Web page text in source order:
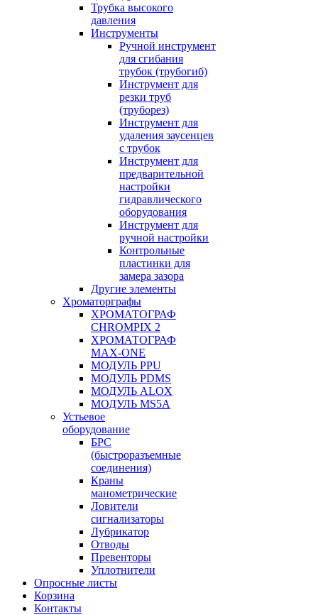
Трубка высокого
давления
Инструменты
Ручной инструмент
для сгибания
трубок (трубогиб)
Инструмент для
резки труб
(труборез)
Инструмент для
удаления заусенцев
с трубок
Инструмент для
предварительной
настройки
гидравлического
оборудования
Инструмент для
ручной настройки
Контрольные
пластинки для
замера зазора
Другие элементы
Хроматорграфы
ХРОМАТОГРАФ
CHROMPIX 2
ХРОМАТОГРАФ
MAX-ONE
МОДУЛЬ PPU
МОДУЛЬ PDMS
МОДУЛЬ ALOX
МОДУЛЬ MS5A
Устьевое
оборудование
БРС
(быстроразъемные
соединения)
Краны
манометрические
Ловители
сигнализаторы
Лубрикатор
Отводы
Превенторы
Уплотнители
Опросные листы
Корзина
Контакты